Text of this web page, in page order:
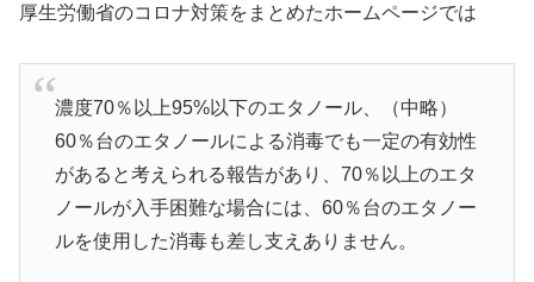
厚生労働省のコロナ対策をまとめたホームページでは
濃度70％以上95%以下のエタノール、（中略）
60％台のエタノールによる消毒でも一定の有効性
があると考えられる報告があり、70％以上のエタ
ノールが入手困難な場合には、60％台のエタノー
ルを使用した消毒も差し支えありません。